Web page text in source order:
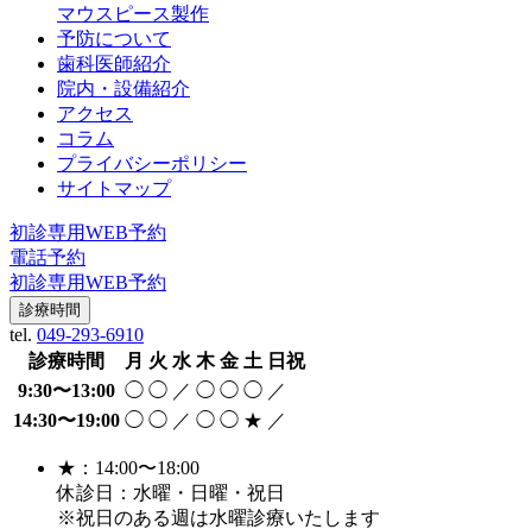
マウスピース製作
予防について
歯科医師紹介
院内・設備紹介
アクセス
コラム
プライバシーポリシー
サイトマップ
初診専用WEB予約
電話予約
初診専用WEB予約
診療時間
tel. 049-293-6910
診療時間
月 火 水 木 金 土 日祝
9:30〜13:00 ◯ ◯ ／ ◯ ◯ ◯ ／
14:30〜19:00 ◯ ◯ ／ ◯ ◯ ★ ／
★：14:00〜18:00
休診日：水曜・日曜・祝日
※祝日のある週は水曜診療いたします